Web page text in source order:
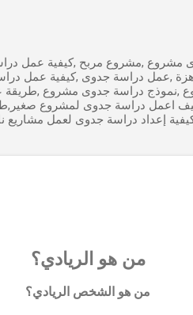
,مشروع مربح ,كيفية عمل
,عمل دراسة جدوى ,كيفية عمل
,نموذج دراسة جدوى مشروع
اعمل دراسة جدوى لمشروع
إعداد دراسة جدوى لعمل مشاريع
من هو الريادي؟
من هو الشخص الريادي؟